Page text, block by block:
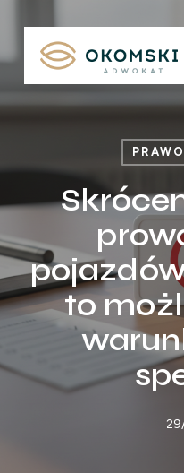
main
content
to